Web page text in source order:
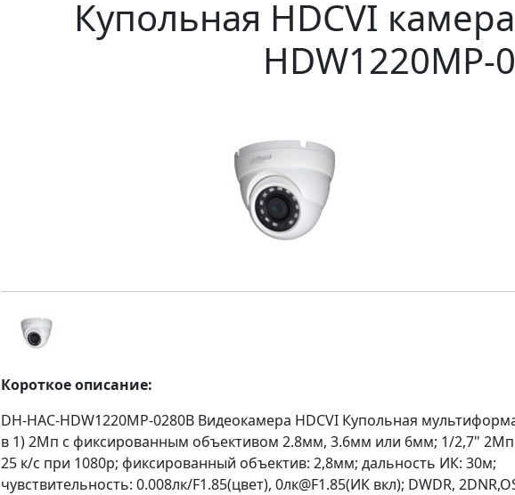
Купольная HDCVI
HDW1220MP-
Короткое описание:
DH-HAC-HDW1220MP-0280B Видеокамера HDCVI Купольная
в 1) 2Мп c фиксированным объективом 2.8мм, 3.6мм или 6мм; 1/2,7" 2Mп
25 к/с при 1080p; фиксированный объектив: 2,8мм; дальность ИК: 30м;
чувствительность: 0.008лк/F1.85(цвет), 0лк@F1.85(ИК вкл); DWDR,